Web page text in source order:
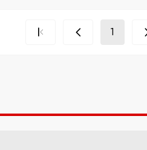
1